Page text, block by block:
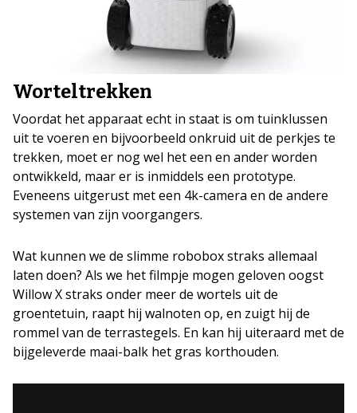
Worteltrekken
Voordat het apparaat echt in staat is om tuinklussen
uit te voeren en bijvoorbeeld onkruid uit de perkjes te
trekken, moet er nog wel het een en ander worden
ontwikkeld, maar er is inmiddels een prototype.
Eveneens uitgerust met een 4k-camera en de andere
systemen van zijn voorgangers.
Wat kunnen we de slimme robobox straks allemaal
laten doen? Als we het filmpje mogen geloven oogst
Willow X straks onder meer de wortels uit de
groentetuin, raapt hij walnoten op, en zuigt hij de
rommel van de terrastegels. En kan hij uiteraard met de
bijgeleverde maai-balk het gras korthouden.